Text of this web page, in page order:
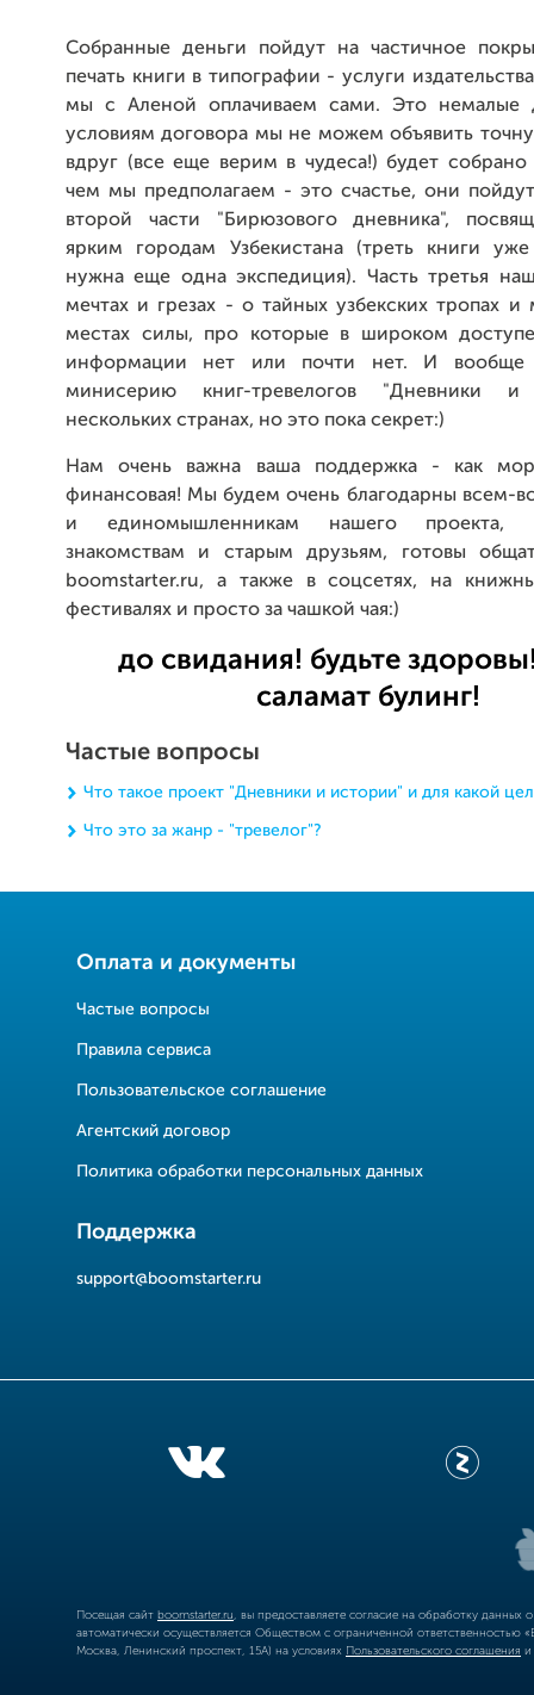
Собранные деньги пойдут на частичное
печать книги в типографии - услуги
мы с Аленой оплачиваем сами. Это немалые
условиям договора мы не можем объявить
вдруг (все еще верим в чудеса!) будет собрано
чем мы предполагаем - это счастье, они
второй части "Бирюзового дневника",
ярким городам Узбекистана (треть книги
нужна еще одна экспедиция). Часть третья
мечтах и грезах - о тайных узбекских тропах и
местах силы, про которые в широком
информации нет или почти нет. И вообще
минисерию книг-тревелогов "Дневники
нескольких странах, но это пока секрет:)
Нам очень важна ваша поддержка - как
финансовая! Мы будем очень благодарны всем-
и единомышленникам нашего проекта,
знакомствам и старым друзьям, готовы
boomstarter.ru, а также в соцсетях, на
фестивалях и просто за чашкой чая:)
до свидания! будьте
саламат булинг!
Частые вопросы
Что такое проект "Дневники и истории" и для какой
Что это за жанр - "тревелог"?
Оплата и документы
Частые вопросы
Правила сервиса
Пользовательское соглашение
Агентский договор
Политика обработки персональных данных
Поддержка
support@boomstarter.ru
Посещая сайт boomstarter.ru , вы предоставляете согласие на обработку
автоматически осуществляется Обществом с ограниченной
Москва, Ленинский проспект, 15А) на условиях Пользовательского соглашения и